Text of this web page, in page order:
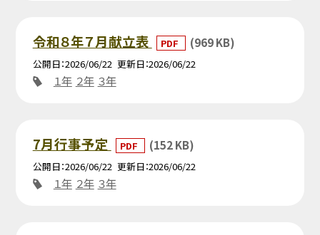
令和８年７月献立表 PDF (969 KB)
公開日 2026/06/22 更新日 2026/06/22
１年 ２年 ３年
7月行事予定 PDF (152 KB)
公開日 2026/06/22 更新日 2026/06/22
１年 ２年 ３年